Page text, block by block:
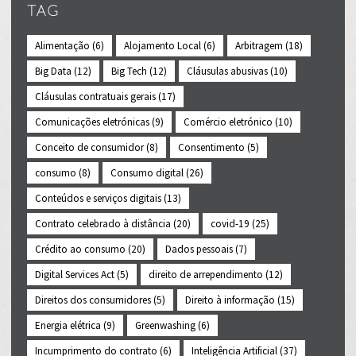
TAG
Alimentação (6) Alojamento Local(6) Arbitragem (18)
Big Data (12) Big Tech (12) Cláusulas abusivas(10)
Cláusulas contratuais gerais(17)
Comunicações eletrónicas(9) Comércio eletrónico (10)
Conceito de consumidor(8) Consentimento (5)
consumo (8) Consumo digital(26)
Conteúdos e serviços digitais(13)
Contrato celebrado à distância (20) covid-19 (25)
Crédito ao consumo (20) Dados pessoais(7)
Digital Services Act(5) direito de arrependimento (12)
Direitos dos consumidores(5) Direito à informação (15)
Energia elétrica (9) Greenwashing(6)
Incumprimento do contrato (6) Inteligência Artificial(37)